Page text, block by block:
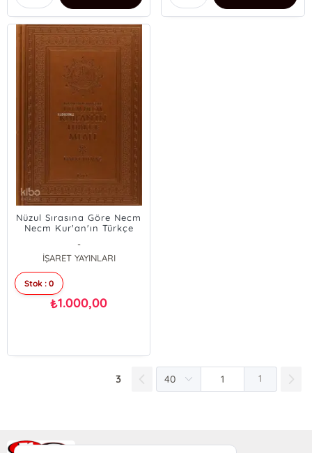
Nüzul Sırasına Göre Necm
Necm Kur'an'ın Türkçe
-
İŞARET YAYINLARI
Stok : 0
₺1.000,00
3 1